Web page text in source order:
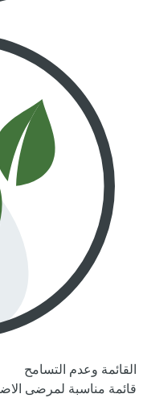
القائمة وعدم التسامح
قائمة مناسبة لمرضى